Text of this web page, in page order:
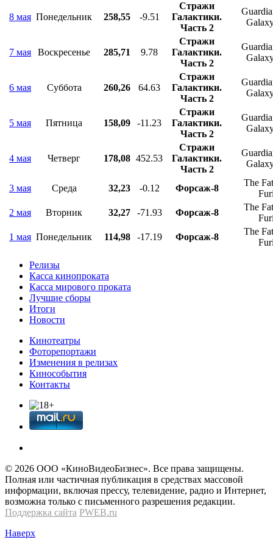
8 мая Понедельник 258,55 -9.51
Стражи
Галактики.
Часть 2
7 мая Воскресенье 285,71 9.78
Стражи
Галактики.
Часть 2
6 мая Суббота 260,26 64.63
Стражи
Галактики.
Часть 2
5 мая Пятница 158,09 -11.23
Стражи
Галактики.
Часть 2
4 мая Четверг 178,08 452.53
Стражи
Галактики.
Часть 2
3 мая Среда 32,23 -0.12 Форсаж-8
The
2 мая
Вторник 32,27 -71.93 Форсаж-8
The
1 мая Понедельник 114,98 -17.19 Форсаж-8
The
Релизы
Касса кинопроката
Касса мирового проката
Лучшие сборы
Итоги
Новости
Кинотеатры
Фоторепортажи
Изменения в релизах
Кинособытия
Контакты
© 2026 OOО «КиноВидеоБизнес». Все права защищены.
Полная или частичная публикация в средствах массовой
информации, включая прессу, телевидение, радио и Интернет,
возможна только с письменного разрешения редакции.
Поддержка сайта PWEB.ru
Наверх